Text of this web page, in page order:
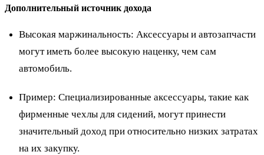
Дополнительный источник дохода
Высокая маржинальность: Аксессуары и автозапчасти
могут иметь более высокую наценку, чем сам
автомобиль.
Пример: Специализированные аксессуары, такие как
фирменные чехлы для сидений, могут принести
значительный доход при относительно низких затратах
на их закупку.